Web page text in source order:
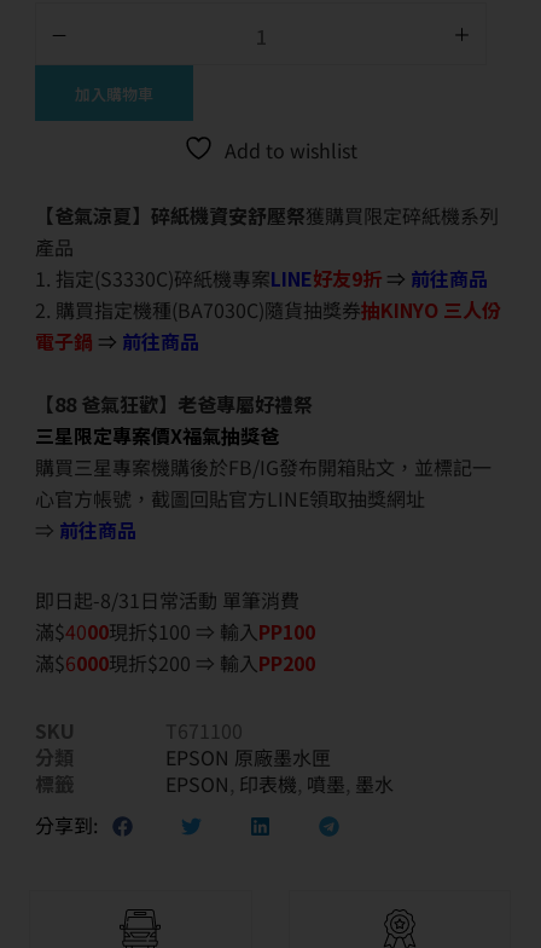
加入購物車
Add to wishlist
【爸氣涼夏】碎紙機資安舒壓祭獲購買限定碎紙機系列
產品
1. 指定(S3330C)碎紙機專案LINE好友9折 ⇒ 前往商品
2. 購買指定機種(BA7030C)隨貨抽獎券抽KINYO 三人份
電子鍋 ⇒ 前往商品
【88 爸氣狂歡】老爸專屬好禮祭
三星限定專案價X福氣抽獎爸
購買三星專案機購後於FB/IG發布開箱貼文，並標記一
心官方帳號，截圖回貼官方LINE領取抽獎網址
⇒ 前往商品
即日起-8/31日常活動 單筆消費
滿$4000現折$100 ⇒ 輸入PP100
滿$6000現折$200 ⇒ 輸入PP200
SKU
T671100
分類
EPSON 原廠墨水匣
標籤
EPSON, 印表機, 噴墨, 墨水
分享到: